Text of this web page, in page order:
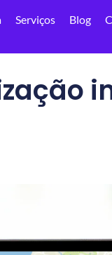
Serviços Blog